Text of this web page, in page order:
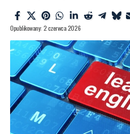
Opublikowany: 2 czerwca 2026